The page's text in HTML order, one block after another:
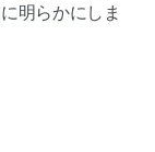
明らかにしま